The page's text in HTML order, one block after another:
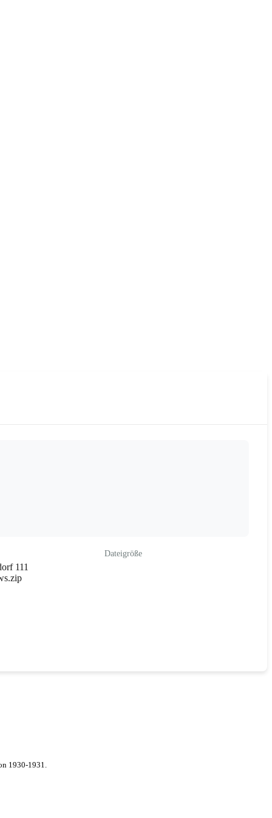
111
Dateigröße
1930-1931.